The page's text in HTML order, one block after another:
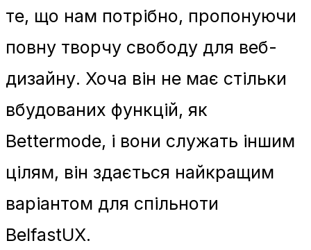
те, що нам потрібно, пропонуючи
повну творчу свободу для веб-
дизайну. Хоча він не має стільки
вбудованих функцій, як
Bettermode, і вони служать іншим
цілям, він здається найкращим
варіантом для спільноти
BelfastUX.